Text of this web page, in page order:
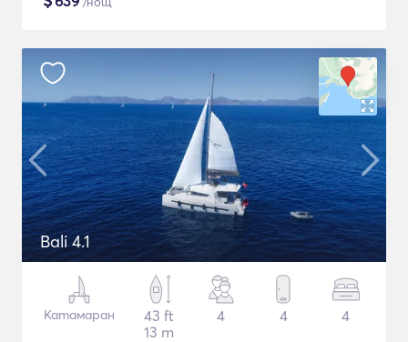
Bali 4.1
Катамаран
43 ft
13 m
4 4 4